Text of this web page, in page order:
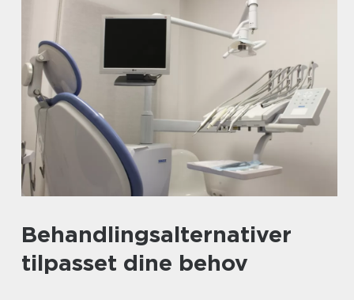
Behandlingsalternativer
tilpasset dine behov